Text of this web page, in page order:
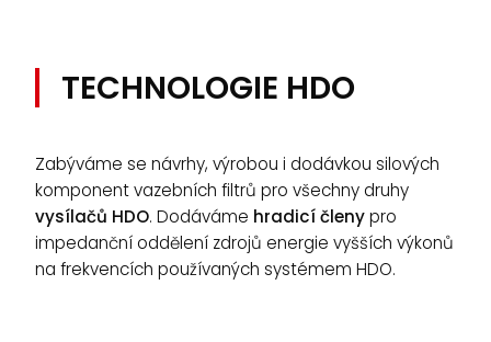
TECHNOLOGIE HDO
Zabýváme se návrhy, výrobou i dodávkou silových
komponent vazebních filtrů pro všechny druhy
vysílačů HDO. Dodáváme hradicí členypro
impedanční oddělení zdrojů energie vyšších výkonů
na frekvencích používaných systémem HDO.